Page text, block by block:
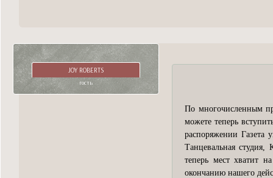
JOY ROBERTS
гость
По многочисленным
можете теперь
распоряжении Газета
Танцевальная
теперь мест хватит
окончанию нашего